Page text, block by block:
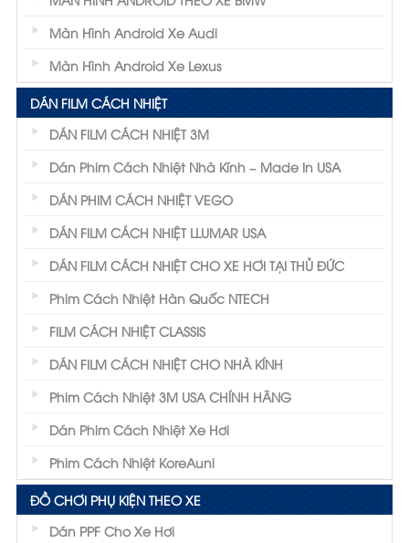
Màn Hình Android Xe Audi
Màn Hình Android Xe Lexus
DÁN FILM CÁCH NHIỆT
DÁN FILM CÁCH NHIỆT 3M
Dán Phim Cách Nhiệt Nhà Kính – Made In USA
DÁN PHIM CÁCH NHIỆT VEGO
DÁN FILM CÁCH NHIỆT LLUMAR USA
DÁN FILM CÁCH NHIỆT CHO XE HƠI TẠI THỦ ĐỨC
Phim Cách Nhiệt Hàn Quốc NTECH
FILM CÁCH NHIỆT CLASSIS
DÁN FILM CÁCH NHIỆT CHO NHÀ KÍNH
Phim Cách Nhiệt 3M USA CHÍNH HÃNG
Dán Phim Cách Nhiệt Xe Hơi
Phim Cách Nhiệt KoreAuni
ĐỒ CHƠI PHỤ KIỆN THEO XE
Dán PPF Cho Xe Hơi